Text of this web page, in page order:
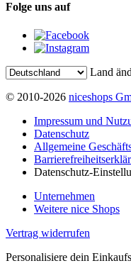
Folge uns auf
Land
© 2010-2026 niceshops
Impressum und
Datenschutz
Allgemeine
Datenschutz-
Unternehmen
Weitere nice Shops
Vertrag widerrufen
Personalisiere dein